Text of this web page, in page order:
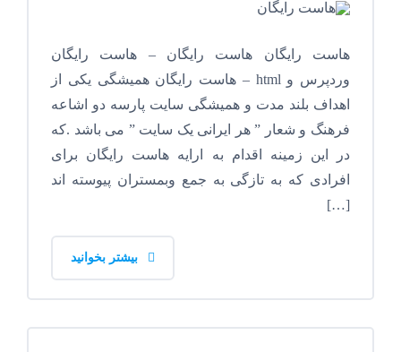
هاست رایگان هاست رایگان – هاست رایگان
وردپرس و html – هاست رایگان همیشگی یکی از
اهداف بلند مدت و همیشگی سایت پارسه دو اشاعه
فرهنگ و شعار ” هر ایرانی یک سایت ” می باشد .که
در این زمینه اقدام به ارایه هاست رایگان برای
افرادی که به تازگی به جمع وبمستران پیوسته اند
[…]